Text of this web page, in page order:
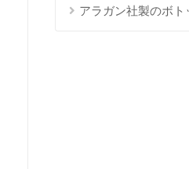
アラガン社製のボ